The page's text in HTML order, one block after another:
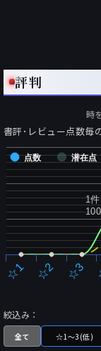
評判
時
書評･レビュー点数毎
点数 潜在点
☆1 ☆2 ☆3
1件
絞込み：
全て ☆1～3(低)